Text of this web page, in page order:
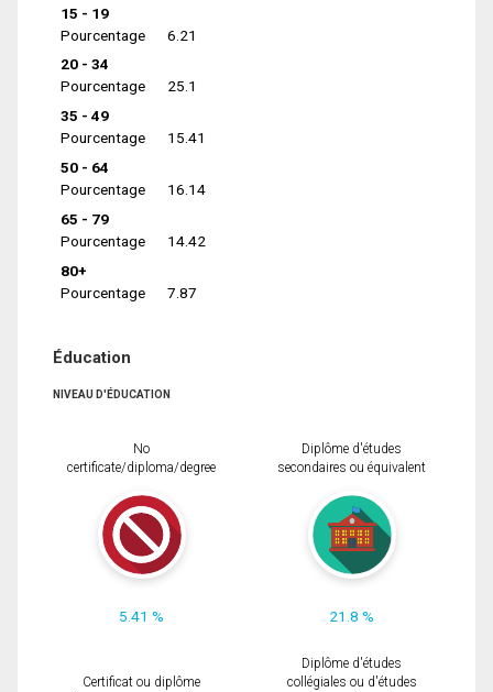
15 - 19
Pourcentage
6.21
20 - 34
Pourcentage
25.1
35 - 49
Pourcentage
15.41
50 - 64
Pourcentage
16.14
65 - 79
Pourcentage
14.42
80+
Pourcentage
7.87
Éducation
NIVEAU D'ÉDUCATION
No
certificate/diploma/degree
5.41 %
Diplôme d'études
secondaires ou équivalent
21.8 %
Certificat ou diplôme
Diplôme d'études
collégiales ou d'études